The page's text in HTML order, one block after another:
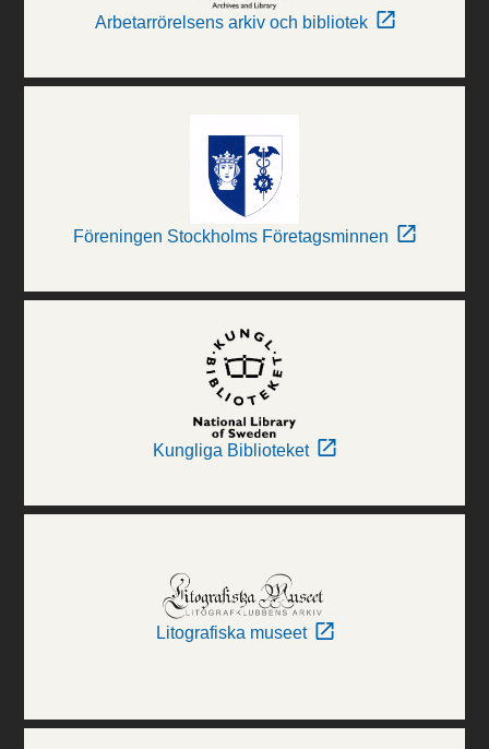
Arbetarrörelsens arkiv och bibliotek
Föreningen Stockholms Företagsminnen
Kungliga Biblioteket
Litografiska museet